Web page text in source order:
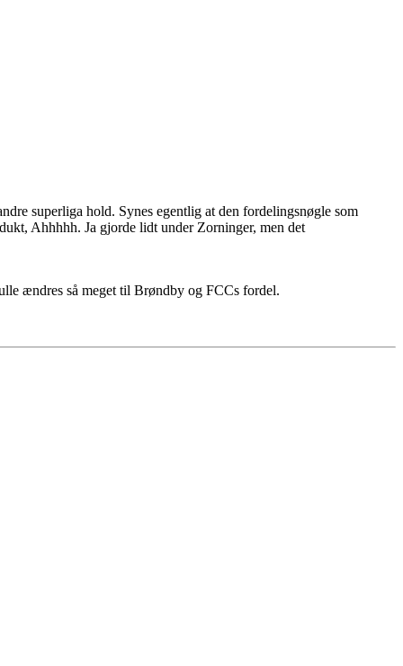
superliga hold. Synes egentlig at den fordelingsnøgle som
Ahhhhh. Ja gjorde lidt under Zorninger, men det
ændres så meget til Brøndby og FCCs fordel.